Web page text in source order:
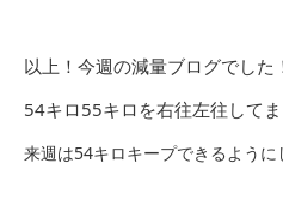
以上！今週の減量ブログでした
54キロ55キロを右往左往してま
来週は54キロキープできるように